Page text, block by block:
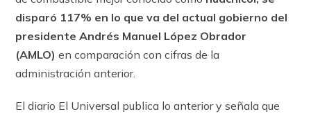
disparó 117% en lo que va del actual gobierno del
presidente Andrés Manuel López Obrador
(AMLO) en comparación con cifras de la
administración anterior.
El diario El Universal publica lo anterior y señala que